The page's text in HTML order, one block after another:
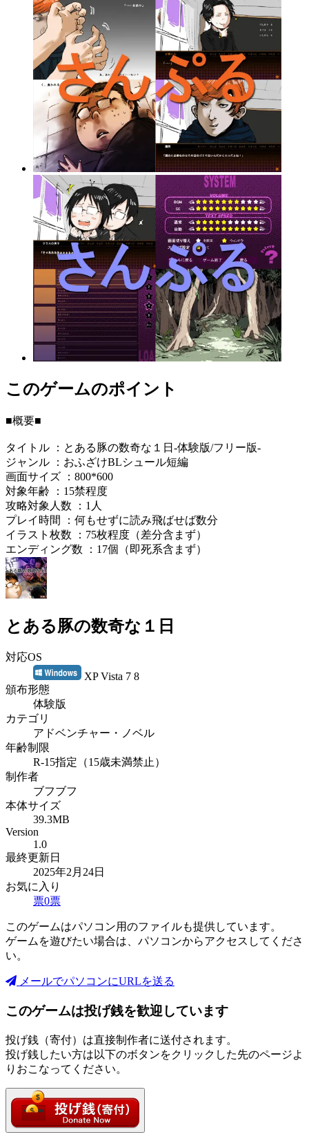
このゲームのポイント
■概要■
タイトル ：とある豚の数奇な１日-体験版/フリー版-
ジャンル ：おふざけBLシュール短編
画面サイズ ：800*600
対象年齢 ：15禁程度
攻略対象人数 ：1人
プレイ時間 ：何もせずに読み飛ばせば数分
イラスト枚数 ：75枚程度（差分含まず）
エンディング数 ：17個（即死系含まず）
とある豚の数奇な１日
対応OS
XP Vista 7 8
頒布形態
体験版
カテゴリ
アドベンチャー・ノベル
年齢制限
R-15指定（15歳未満禁止）
制作者
ブフブフ
本体サイズ
39.3MB
Version
1.0
最終更新日
2025年2月24日
お気に入り
票0票
このゲームはパソコン用のファイルも提供しています。
ゲームを遊びたい場合は、パソコンからアクセスしてくださ
い。
メールでパソコンにURLを送る
このゲームは投げ銭を歓迎しています
投げ銭（寄付）は直接制作者に送付されます。
投げ銭したい方は以下のボタンをクリックした先のページよ
りおこなってください。